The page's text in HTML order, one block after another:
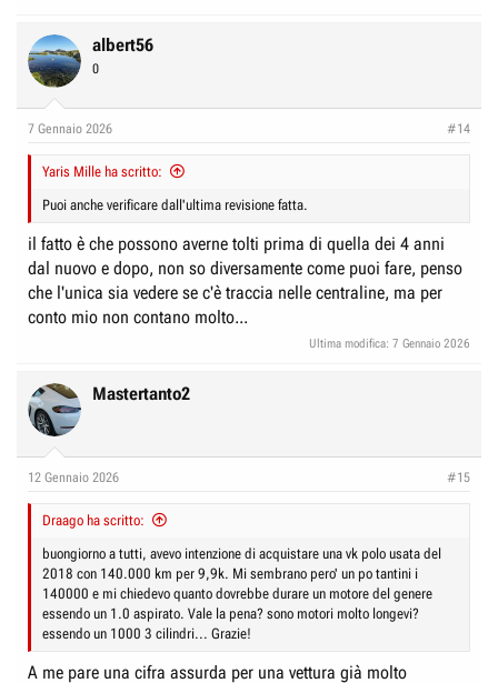
albert56
0
7 Gennaio 2026 #14
Yaris Mille ha scritto:
Puoi anche verificare dall'ultima revisione fatta.
il fatto è che possono averne tolti prima di quella dei 4 anni
dal nuovo e dopo, non so diversamente come puoi fare, penso
che l'unica sia vedere se c'è traccia nelle centraline, ma per
conto mio non contano molto...
Ultima modifica: 7 Gennaio 2026
Mastertanto2
12 Gennaio 2026 #15
Draago ha scritto:
buongiorno a tutti, avevo intenzione di acquistare una vk polo usata del
2018 con 140.000 km per 9,9k. Mi sembrano pero' un po tantini i
140000 e mi chiedevo quanto dovrebbe durare un motore del genere
essendo un 1.0 aspirato. Vale la pena? sono motori molto longevi?
essendo un 1000 3 cilindri... Grazie!
A me pare una cifra assurda per una vettura già molto